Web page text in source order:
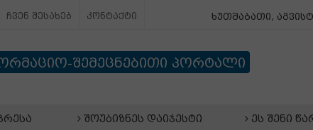
ჩვენ შესახებ კონტაქტი ხუთშაბათი,
შემეცნებითი პორტალი
შოუბიზნეს დაიჯესტი
ეს შენი